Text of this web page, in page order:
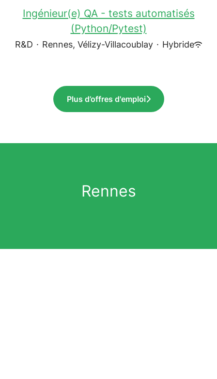
Ingénieur(e) QA - tests automatisés
(Python/Pytest)
R&D · Rennes, Vélizy-Villacoublay · Hybride
Plus d’offres d'emploi
Rennes